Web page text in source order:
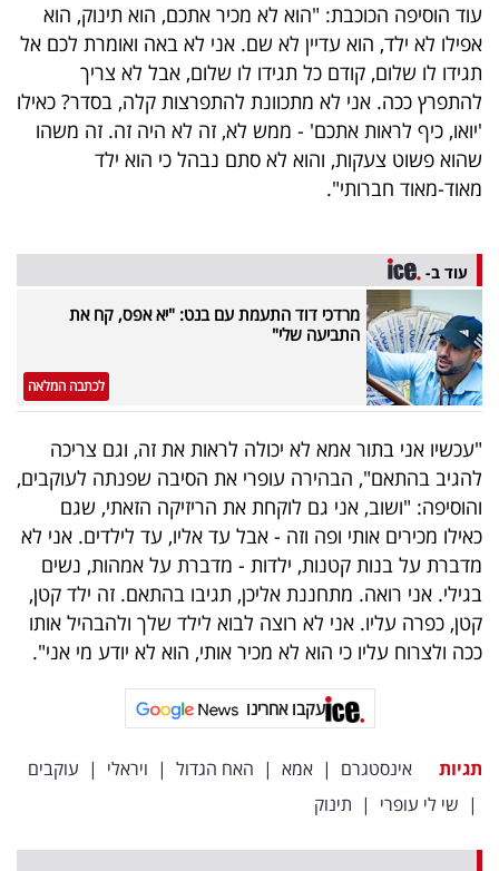
פעולה
דרושים
ניוזלטרים
מייל
אדום
פרסמו
באייס
עקבו
אחרינו:
עוד הוסיפה הכוכבת: "הוא לא מכיר אתכם, הוא תינוק, הוא
אפילו לא ילד, הוא עדיין לא שם. אני לא באה ואומרת לכם אל
תגידו לו שלום, קודם כל תגידו לו שלום, אבל לא צריך
להתפרץ ככה. אני לא מתכוונת להתפרצות קלה, בסדר? כאילו
'יואו, כיף לראות אתכם' - ממש לא, זה לא היה זה. זה משהו
שהוא פשוט צעקות, והוא לא סתם נבהל כי הוא ילד
מאוד-מאוד חברותי".
עוד ב-
מרדכי דוד התעמת עם בנט: "יא אפס, קח את
התביעה שלי"
לכתבה המלאה
"עכשיו אני בתור אמא לא יכולה לראות את זה, וגם צריכה
להגיב בהתאם", הבהירה עופרי את הסיבה שפנתה לעוקבים,
והוסיפה: "ושוב, אני גם לוקחת את הריזיקה הזאתי, שגם
כאילו מכירים אותי ופה וזה - אבל עד אליו, עד לילדים. אני לא
מדברת על בנות קטנות, ילדות - מדברת על אמהות, נשים
בגילי. אני רואה. מתחננת אליכן, תגיבו בהתאם. זה ילד קטן,
קטן, כפרה עליו. אני לא רוצה לבוא לילד שלך ולהבהיל אותו
ככה ולצרוח עליו כי הוא לא מכיר אותי, הוא לא יודע מי אני".
עקבו אחרינו
תגיות אינסטגרם | אמא | האח הגדול | ויראלי | עוקבים
| שי לי עופרי | תינוק